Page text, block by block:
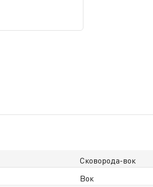
Сковорода-вок
Вок